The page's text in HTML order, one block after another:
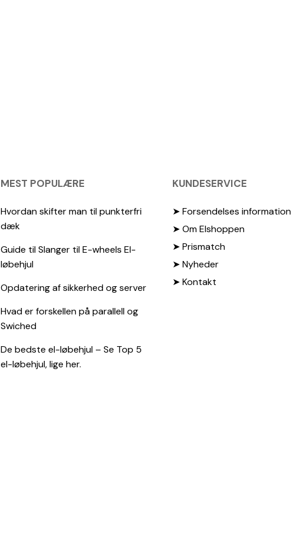
MEST POPULÆRE
Hvordan skifter man til punkterfri
dæk
Guide til Slanger til E-wheels El-
løbehjul
Opdatering af sikkerhed og server
Hvad er forskellen på parallell og
Swiched
De bedste el-løbehjul – Se Top 5
el-løbehjul, lige her.
KUNDESERVICE
➤ Forsendelses information
➤ Om Elshoppen
➤ Prismatch
➤ Nyheder
➤ Kontakt